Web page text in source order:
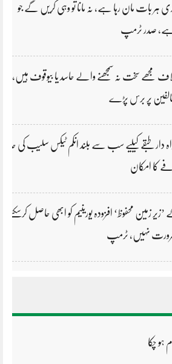
ہر بات مان رہا ہے، نہ مانا تو وہی کریں گے جو
صدر ٹرمپ
مجھے سخت نہ سمجھنے والے حاسد یا بیوقوف ہیں،
پر برس پڑے
دار طبقے کیلیے سب سے بلند انکم ٹیکس سلیب کی حد
کا امکان
زمین محفوظ‘ افزودہ یورینیم کو ابھی حاصل کرسکتے
نہیں، ٹرمپ
ہو چکا